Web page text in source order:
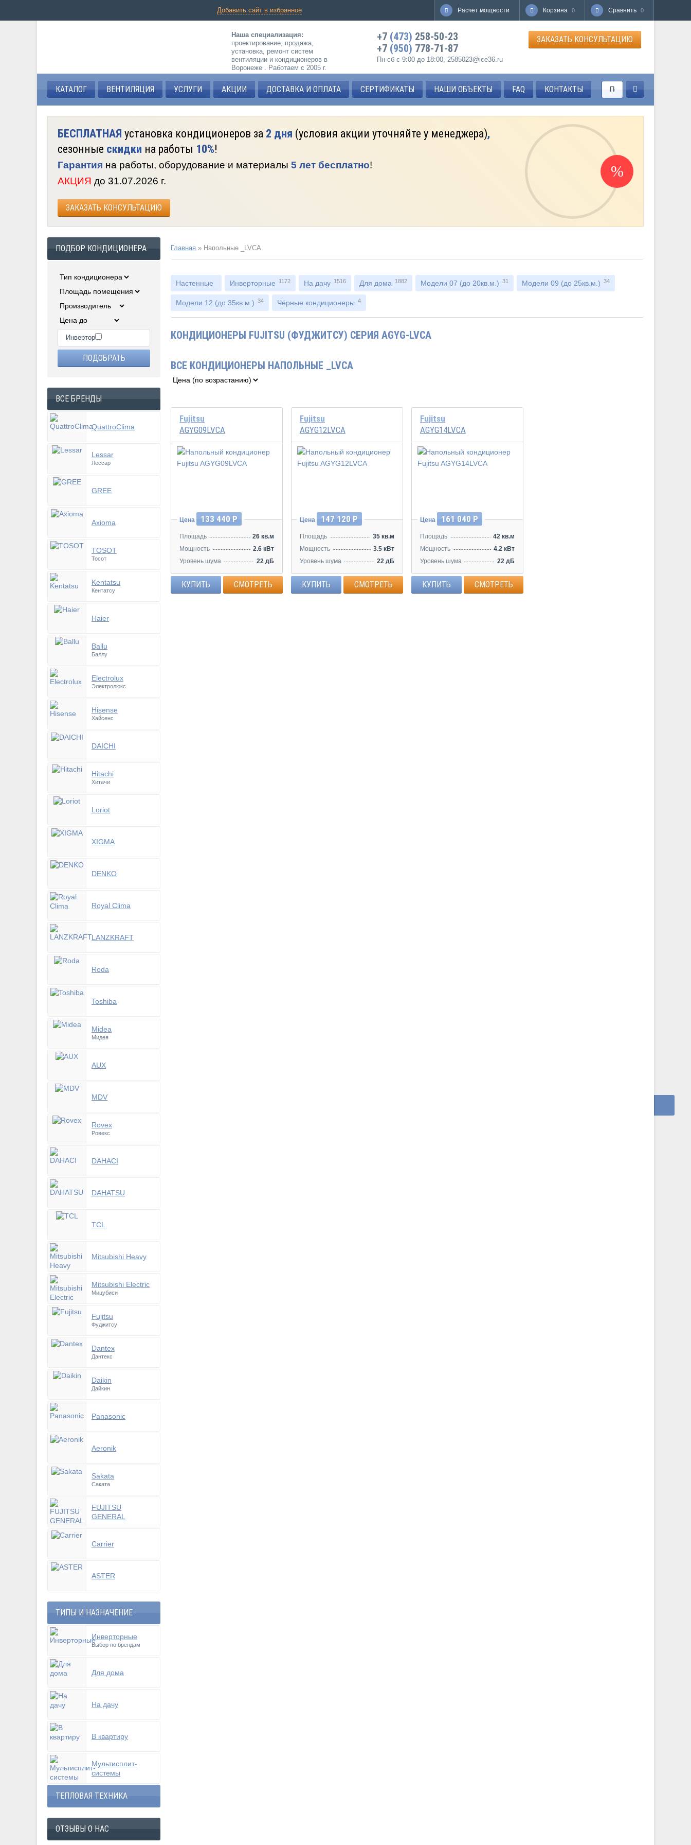
Расчет мощности Корзина 0 Сравнить 0
Добавить сайт в избранное
Наша специализация:
проектирование, продажа,
установка, ремонт систем
вентиляции и кондиционеров в
Воронеже . Работаем с 2005 г.
+7 (473) 258-50-23
+7 (950) 778-71-87
Пн-сб с 9:00 до 18:00, 2585023@ice36.ru
ЗАКАЗАТЬ КОНСУЛЬТАЦИЮ
КАТАЛОГ ВЕНТИЛЯЦИЯ УСЛУГИ АКЦИИ ДОСТАВКА И ОПЛАТА СЕРТИФИКАТЫ НАШИ ОБЪЕКТЫ FAQ КОНТАКТЫ
БЕСПЛАТНАЯ установка кондиционеров за 2 дня (условия акции уточняйте у менеджера),
сезонные скидки на работы 10%!
Гарантия на работы, оборудование и материалы 5 лет бесплатно!
АКЦИЯ до 31.07.2026 г.
ЗАКАЗАТЬ КОНСУЛЬТАЦИЮ
Главная » Напольные _LVCA
Настенные Инверторные 1172 На дачу 1516 Для дома 1882 Модели 07 (до 20кв.м.) 31 Модели 09 (до 25кв.м.) 34
Модели 12 (до 35кв.м.) 34 Чёрные кондиционеры 4
КОНДИЦИОНЕРЫ FUJITSU (ФУДЖИТСУ) СЕРИЯ AGYG-LVCA
ВСЕ КОНДИЦИОНЕРЫ НАПОЛЬНЫЕ _LVCA
Fujitsu
AGYG09LVCA
Инвертор
Цена 133 440 Р
Площадь
26 кв.м
Мощность
2.6 кВт
Уровень шума
22 дБ
КУПИТЬ СМОТРЕТЬ
Fujitsu
AGYG12LVCA
Инвертор
Цена 147 120 Р
Площадь
35 кв.м
Мощность
3.5 кВт
Уровень шума
22 дБ
КУПИТЬ СМОТРЕТЬ
Fujitsu
AGYG14LVCA
Инвертор
Цена 161 040 Р
Площадь
42 кв.м
Мощность
4.2 кВт
Уровень шума
22 дБ
КУПИТЬ СМОТРЕТЬ
ПОДБОР КОНДИЦИОНЕРА
Инвертор
ВСЕ БРЕНДЫ
QuattroClima
Lessar
Лессар
GREE
Axioma
TOSOT
Тосот
Kentatsu
Кентатсу
Haier
Ballu
Баллу
Electrolux
Электролюкс
Hisense
Хайсенс
DAICHI
Hitachi
Хитачи
Loriot
XIGMA
DENKO
Royal Clima
LANZKRAFT
Roda
Toshiba
Midea
Мидея
AUX
MDV
Rovex
Ровекс
DAHACI
DAHATSU
TCL
Mitsubishi Heavy
Mitsubishi Electric
Мицубиси
Fujitsu
Фуджитсу
Dantex
Дантекс
Daikin
Дайкин
Panasonic
Aeronik
Sakata
Саката
FUJITSU
GENERAL
Carrier
ASTER
ТИПЫ И НАЗНАЧЕНИЕ
Инверторные
Выбор по брендам
Для дома
На дачу
В квартиру
Мультисплит-
системы
ТЕПЛОВАЯ ТЕХНИКА
ОТЗЫВЫ О НАС